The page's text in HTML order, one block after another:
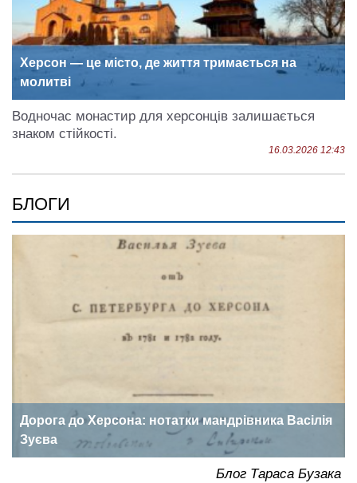
Херсон — це місто, де життя тримається на
молитві
Водночас монастир для херсонців залишається
знаком стійкості.
16.03.2026 12:43
БЛОГИ
Дорога до Херсона: нотатки мандрівника Васілія
Зуєва
Блог Тараса Бузака